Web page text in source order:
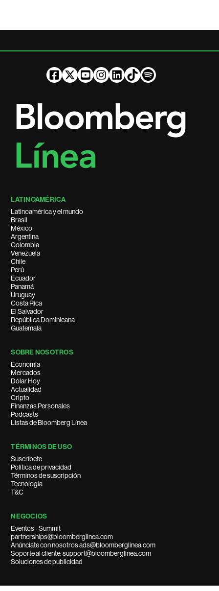
LATINOAMÉRICA
Latinoamérica y el mundo
Brasil
México
Argentina
Colombia
Venezuela
Chile
Perú
Ecuador
Panamá
Uruguay
Costa Rica
El Salvador
República Dominicana
Guatemala
SOBRE NOSOTROS
Economía
Mercados
Dólar Hoy
Actualidad
Cripto
Finanzas Personales
Podcasts
Listas de Bloomberg Línea
TÉRMINOS DE USO
Suscríbete
Política de privacidad
Términos de suscripción
Tecnología
T&C
NEGOCIOS
Eventos - Summit
partnerships@bloomberglinea.com
Anúnciate con nosotros ads@bloomberglinea.com
Soporte al cliente: support@bloomberglinea.com
Soluciones de publicidad